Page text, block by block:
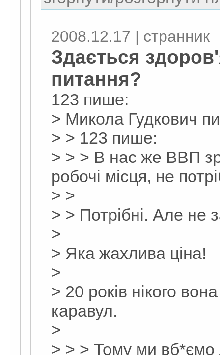
2008.12.17 | странник
Здається
питання?
123 пише:
> Микола Гудкович
> > 123 пише:
> > > В нас же ВВП
робочі місця, не
> >
> > Потрібні. Але не
>
> Яка жахлива ціна!
>
> 20 років нікого
каравул.
>
> > > Тому ми вб*ємо